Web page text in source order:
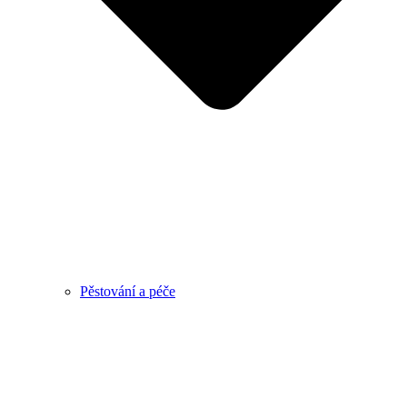
Pěstování a péče